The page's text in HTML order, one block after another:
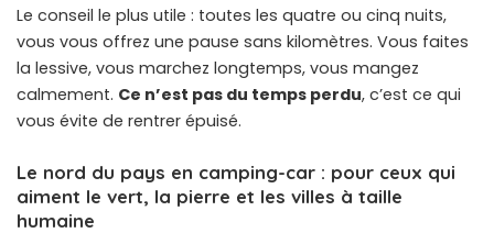
Le conseil le plus utile : toutes les quatre ou cinq nuits,
vous vous offrez une pause sans kilomètres. Vous faites
la lessive, vous marchez longtemps, vous mangez
calmement. Ce n’est pas du temps perdu, c’est ce qui
vous évite de rentrer épuisé.
Le nord du pays en camping-car : pour ceux qui
aiment le vert, la pierre et les villes à taille
humaine